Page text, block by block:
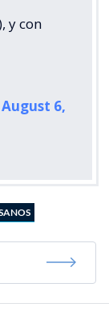
y con
August 6,